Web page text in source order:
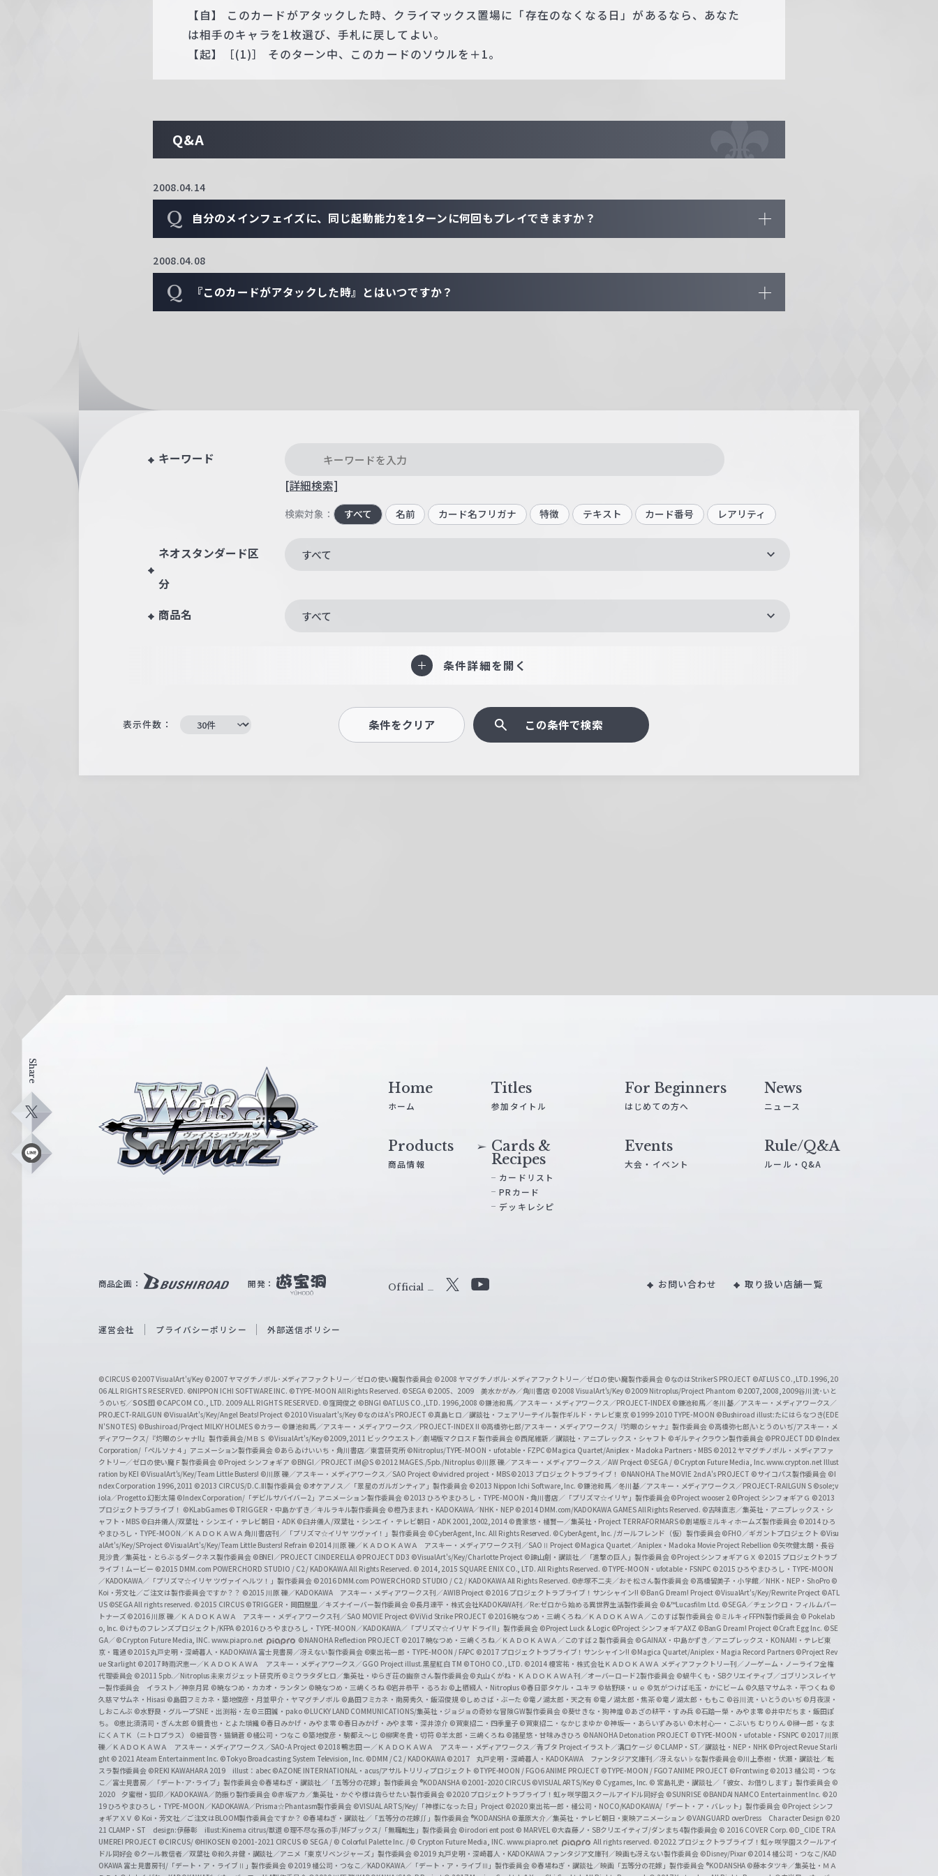
【自】 このカードがアタックした時、クライマックス置場に「存在のなくなる日」があるなら、あなた
は相手のキャラを1枚選び、手札に戻してよい。
【起】［(1)］ そのターン中、このカードのソウルを＋1。
Q&A
2008.04.14
Q 自分のメインフェイズに、同じ起動能力を1ターンに何回もプレイできますか？
2008.04.08
Q 『このカードがアタックした時』とはいつですか？
キーワード
[詳細検索]
検索対象： すべて 名前 カード名フリガナ 特徴 テキスト カード番号 レアリティ
ネオスタンダード区
分
すべて
商品名 すべて
条件詳細を開く
表示件数： 条件をクリア この条件で検索
Share
X
L
ス
W
i
c
h
w
a
r
z
Home
ホーム
Titles
参加タイトル
For Beginners
はじめての方へ
News
ニュース
Products
商品情報
Cards &
Recipes
カードリスト
PRカード
デッキレシピ
Events
大会・イベント
Rule/Q&A
ルール・Q&A
商品企画： 開発： Official
Y
b
e
O
f
f
i
c
i
a
l
C
h
a
n
n
e
l
お問い合わせ 取り扱い店舗一覧
運営会社 プライバシーポリシー 外部送信ポリシー
©CIRCUS ©2007 VisualArt's/Key ©2007 ヤマグチノボル･メディアファクトリー／ゼロの使い魔製作委員会 ©2008 ヤマグチノボル･メディアファクトリー／ゼロの使い魔製作委員会 ©なのはStrikerS PROJECT ©ATLUS CO.,LTD.1996,20
06 ALL RIGHTS RESERVED. ©NIPPON ICHI SOFTWARE INC. ©TYPE-MOON All Rights Reserved. ©SEGA ©2005、2009 美水かがみ／角川書店 ©2008 VisualArt's/Key ©2009 Nitroplus/Project Phantom ©2007,2008,2009谷川流･いと
うのいぢ／SOS団 ©CAPCOM CO., LTD. 2009 ALL RIGHTS RESERVED. ©窪岡俊之 ©BNGI ©ATLUS CO.,LTD. 1996,2008 ©鎌池和馬／アスキー・メディアワークス／PROJECT-INDEX ©鎌池和馬／冬川基／アスキー・メディアワークス／
PROJECT-RAILGUN ©VisualArt's/Key/Angel Beats! Project ©2010 Visualart's/Key ©なのはA's PROJECT ©真島ヒロ／講談社・フェアリーテイル製作ギルド・テレビ東京 ©1999-2010 TYPE-MOON ©Bushiroad illust:たにはらなつき(EDE
N'S NOTES) ©Bushiroad/Project MILKY HOLMES ©カラー ©鎌池和馬／アスキー・メディアワークス／PROJECT-INDEX II ©高橋弥七郎/アスキー・メディアワークス/『灼眼のシャナ』製作委員会 ©高橋弥七郎/いとうのいぢ/アスキー・メ
ディアワークス/『灼眼のシャナII』製作委員会/ＭＢＳ ©VisualArt's/Key©2009,2011 ビックウエスト／劇場版マクロスＦ製作委員会 ©西尾維新／講談社・アニプレックス・シャフト ©ギルティクラウン製作委員会 ©PROJECT DD ©Index
Corporation/「ペルソナ４」アニメーション製作委員会 ©あらゐけいいち・角川書店／東雲研究所 ©Nitroplus/TYPE-MOON・ufotable・FZPC ©Magica Quartet/Aniplex・Madoka Partners・MBS ©2012 ヤマグチノボル・メディアファ
クトリー／ゼロの使い魔Ｆ製作委員会 ©Project シンフォギア ©BNGI／PROJECT iM@S ©2012 MAGES./5pb./Nitroplus ©川原 礫／アスキー・メディアワークス／AW Project ©SEGA / ©Crypton Future Media, Inc. www.crypton.net Illust
ration by KEI ©VisualArt's/Key/Team Little Busters! ©川原 礫／アスキー・メディアワークス／SAO Project ©vividred project・MBS ©2013 プロジェクトラブライブ！ ©NANOHA The MOVIE 2nd A's PROJECT ©サイコパス製作委員会 ©I
ndex Corporation 1996,2011 ©2013 CIRCUS/D.C.III製作委員会 ©オケアノス／「翠星のガルガンティア」製作委員会 ©2013 Nippon Ichi Software, Inc. ©鎌池和馬／冬川基／アスキー・メディアワークス／PROJECT-RAILGUN S ©sole;v
iola／Progetto 幻影太陽 ©Index Corporation/「デビルサバイバー2」アニメーション製作委員会 ©2013 ひろやまひろし・TYPE-MOON・角川書店／「プリズマ☆イリヤ」製作委員会©Project wooser 2 ©Project シンフォギアＧ ©2013
プロジェクトラブライブ！ ©KLabGames © TRIGGER・中島かずき／キルラキル製作委員会 ©橙乃ままれ・KADOKAWA／NHK・NEP ©2014 DMM.com/KADOKAWA GAMES All Rights Reserved. ©古味直志／集英社・アニプレックス・シ
ャフト・MBS ©臼井儀人/双葉社・シンエイ・テレビ朝日・ADK ©臼井儀人/双葉社・シンエイ・テレビ朝日・ADK 2001,2002,2014 ©貴家悠・橘賢一／集英社・Project TERRAFORMARS©劇場版ミルキィホームズ製作委員会 ©2014 ひろ
やまひろし・TYPE-MOON／ＫＡＤＯＫＡＷＡ 角川書店刊／「プリズマ☆イリヤ ツヴァイ！」製作委員会 ©CyberAgent, Inc. All Rights Reserved. ©CyberAgent, Inc. /ガールフレンド（仮）製作委員会©FHO／ギガントプロジェクト ©Visu
alArt's/Key/SProject ©VisualArt's/Key/Team Little Busters! Refrain ©2014 川原 礫／ＫＡＤＯＫＡＷＡ アスキー・メディアワークス刊／SAOⅡ Project ©Magica Quartet／Aniplex・Madoka Movie Project Rebellion ©矢吹健太朗・長谷
見沙貴／集英社・とらぶるダークネス製作委員会 ©BNEI／PROJECT CINDERELLA ©PROJECT DD3 ©VisualArt's/Key/Charlotte Project ©諫山創・講談社／「進撃の巨人」製作委員会 ©Project シンフォギアＧＸ ©2015 プロジェクトラブ
ライブ！ムービー ©2015 DMM.com POWERCHORD STUDIO / C2 / KADOKAWA All Rights Reserved. © 2014, 2015 SQUARE ENIX CO., LTD. All Rights Reserved. ©TYPE-MOON・ufotable・FSNPC ©2015 ひろやまひろし・TYPE-MOON
／KADOKAWA／「プリズマ☆イリヤ ツヴァイ ヘルツ！」製作委員会 ©2016 DMM.com POWERCHORD STUDIO / C2 / KADOKAWA All Rights Reserved. ©赤塚不二夫／おそ松さん製作委員会 ©高橋留美子・小学館／NHK・NEP・ShoPro ©
Koi・芳文社／ご注文は製作委員会ですか？？ ©2015 川原 礫／KADOKAWA アスキー・メディアワークス刊／AWIB Project ©2016 プロジェクトラブライブ！サンシャイン!! ©BanG Dream! Project ©VisualArt's/Key/Rewrite Project ©ATL
US ©SEGA All rights reserved. ©2015 CIRCUS ©TRIGGER・岡田麿里／キズナイーバー製作委員会 ©長月達平・株式会社KADOKAWA刊／Re:ゼロから始める異世界生活製作委員会 ©&™Lucasfilm Ltd. ©SEGA／チェンクロ・フィルムパー
トナーズ©2016 川原 礫／ＫＡＤＯＫＡＷＡ アスキー・メディアワークス刊／SAO MOVIE Project ©ViVid Strike PROJECT ©2016 暁なつめ・三嶋くろね／ＫＡＤＯＫＡＷＡ／このすば製作委員会 ©ミルキィFFPN製作委員会 © Pokelab
o, Inc. ©けものフレンズプロジェクト/KFPA ©2016 ひろやまひろし・TYPE-MOON／KADOKAWA／「プリズマ☆イリヤ ドライ!!」製作委員会 ©Project Luck & Logic ©Project シンフォギアAXZ ©BanG Dream! Project ©Craft Egg Inc. ©SE
GA／ ©Crypton Future Media, INC. www.piapro.net
©NANOHA Reflection PROJECT ©2017 暁なつめ・三嶋くろね／ＫＡＤＯＫＡＷＡ／このすば２製作委員会 ©GAINAX・中島かずき／アニプレックス・KONAMI・テレビ東
京・電通 ©2015丸戸史明・深崎暮人・KADOKAWA 富士見書房／冴えない製作委員会 ©東出祐一郎・TYPE-MOON / FAPC ©2017 プロジェクトラブライブ！サンシャイン!! ©Magica Quartet/Aniplex・Magia Record Partners ©Project Rev
ue Starlight ©2017 時雨沢恵一／ＫＡＤＯＫＡＷＡ アスキー・メディアワークス／GGO Project illust.黒星紅白 TM ©TOHO CO., LTD. ©2014 榎宮祐・株式会社ＫＡＤＯＫＡＷＡ メディアファクトリー刊／ノーゲーム・ノーライフ全権
代理委員会 ©2011 5pb.／Nitroplus 未来ガジェット研究所 ©ミウラタダヒロ／集英社・ゆらぎ荘の幽奈さん製作委員会©丸山くがね・ＫＡＤＯＫＡＷＡ刊／オーバーロード2製作委員会 ©蝸牛くも・SBクリエイティブ／ゴブリンスレイヤ
ー製作委員会 イラスト／神奈月昇 ©暁なつめ・カカオ・ランタン ©暁なつめ・三嶋くろね ©岩井恭平・るろお ©上栖綴人・Nitroplus ©春日部タケル・ユキヲ ©枯野瑛・ｕｅ ©気がつけば毛玉・かにビーム ©久慈マサムネ・平つくね ©
久慈マサムネ・Hisasi ©島田フミカネ・築地俊彦・月並甲介・ヤマグチノボル ©島田フミカネ・南房秀久・飯沼俊規 ©しめさば・ぶーた ©竜ノ湖太郎・天之有 ©竜ノ湖太郎・焦茶 ©竜ノ湖太郎・ももこ ©谷川流・いとうのいぢ ©月夜涙・
しおこんぶ ©水野良・グループSNE・出渕裕・左©三田誠・pako ©LUCKY LAND COMMUNICATIONS/集英社・ジョジョの奇妙な冒険GW製作委員会 ©葵せきな・狗神煌 ©あざの耕平・すみ兵 ©石踏一榮・みやま零 ©井中だちま・飯田ぽ
ち。
©恵比須清司・ぎん太郎 ©鏡貴也・とよた瑣織 ©春日みかげ・みやま零 ©春日みかげ・みやま零・深井涼介 ©賀東招二・四季童子 ©賀東招二・なかじまゆか ©神坂一・あらいずみるい ©木村心一・こぶいち むりりん ©榊一郎・なま
にくＡＴＫ（ニトロプラス） ©細音啓・猫鍋蒼 ©橘公司・つなこ ©築地俊彦・駒都え～じ ©柳実冬貴・切符 ©羊太郎・三嶋くろね ©諸星悠・甘味みきひろ ©NANOHA Detonation PROJECT ©TYPE-MOON・ufotable・FSNPC ©2017 川原
礫／ＫＡＤＯＫＡＷＡ アスキー・メディアワークス／SAO-A Project ©2018 鴨志田 一／ＫＡＤＯＫＡＷＡ アスキー・メディアワークス／青ブタ Project イラスト／溝口ケージ ©CLAMP・ST／講談社・NEP・NHK ©Project Revue Starli
ght © 2021 Ateam Entertainment Inc. ©Tokyo Broadcasting System Television, Inc. ©DMM / C2 / KADOKAWA ©2017 丸戸史明・深崎暮人・KADOKAWA ファンタジア文庫刊／冴えない♭な製作委員会©川上泰樹・伏瀬・講談社／転
スラ製作委員会 ©REKI KAWAHARA 2019 illust：abec ©AZONE INTERNATIONAL・acus/アサルトリリィプロジェクト ©TYPE-MOON / FGO6 ANIME PROJECT ©TYPE-MOON / FGO7 ANIME PROJECT ©Frontwing ©2013 橘公司・つな
こ／富士見書房／「デート･ア･ライブ」製作委員会©春場ねぎ・講談社／「五等分の花嫁」製作委員会 ®KODANSHA ©2001-2020 CIRCUS ©VISUAL ARTS/Key © Cygames, Inc. © 宮島礼吏・講談社／「彼女、お借りします」製作委員会 ©
2020 夕蜜柑・狐印／KADOKAWA／防振り製作委員会 ©赤坂アカ／集英社・かぐや様は告らせたい製作委員会 ©2020 プロジェクトラブライブ！虹ヶ咲学園スクールアイドル同好会 ©SUNRISE ©BANDAI NAMCO Entertainment Inc. ©20
19 ひろやまひろし・TYPE-MOON／KADOKAWA／Prisma☆Phantasm製作委員会 ©VISUAL ARTS/Key/「神様になった日」Project ©2020 東出祐一郎・橘公司・NOCO/KADOKAWA/「デート・ア・バレット」製作委員会 ©Project シンフ
ォギアＸＶ © Koi・芳文社／ご注文はBLOOM製作委員会ですか？ ©春場ねぎ・講談社／「五等分の花嫁∬」製作委員会 ®KODANSHA ©葦原大介／集英社・テレビ朝日・東映アニメーション ©VANGUARD overDress Character Design ©20
21 CLAMP・ST design:伊藤彰 illust:Kinema citrus/獣道 ©理不尽な孫の手/MFブックス/「無職転生」製作委員会 ©irodori ent post © MARVEL ©大森藤ノ・SBクリエイティブ/ダンまち4製作委員会 © 2016 COVER Corp. ©D_CIDE TRA
UMEREI PROJECT ©CIRCUS/ ©HIKOSEN ©2001-2021 CIRCUS © SEGA / © Colorful Palette Inc. / © Crypton Future Media, INC. www.piapro.net All rights reserved. ©2022 プロジェクトラブライブ！虹ヶ咲学園スクールアイ
ドル同好会 ©クール教信者／双葉社 ©和久井健・講談社／アニメ「東京リベンジャーズ」製作委員会 ©2019 丸戸史明・深崎暮人・KADOKAWA ファンタジア文庫刊／映画も冴えない製作委員会 ©Disney/Pixar ©2014 橘公司・つなこ/KAD
OKAWA 富士見書房刊/「デート・ア・ライブⅡ」製作委員会 ©2019 橘公司・つなこ／KADOKAWA／「デート・ア・ライブⅢ」製作委員会 ©春場ねぎ・講談社／映画「五等分の花嫁」製作委員会 ®KODANSHA ©藤本タツキ／集英社・ＭＡ